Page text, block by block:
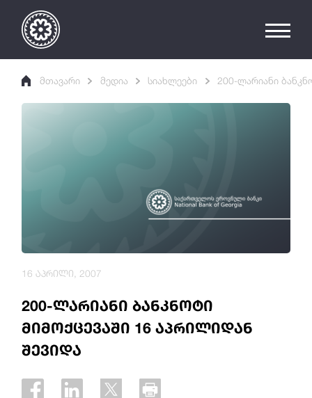
მთავარი მედია სიახლეები 200-ლარიანი
200-ლარიანი ბანკნოტი
მიმოქცევაში 16 აპრილიდან
შევიდა
16 აპრილი, 2007